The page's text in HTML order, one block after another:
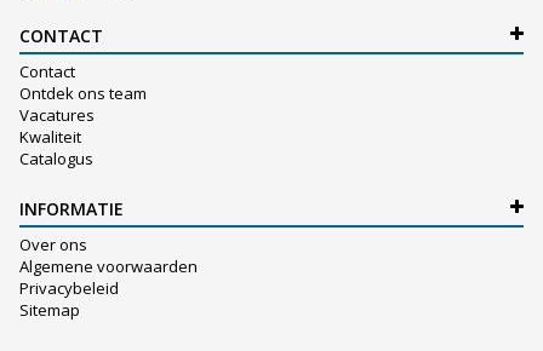
CONTACT
Contact
Ontdek ons team
Vacatures
Kwaliteit
Catalogus
INFORMATIE
Over ons
Algemene voorwaarden
Privacybeleid
Sitemap